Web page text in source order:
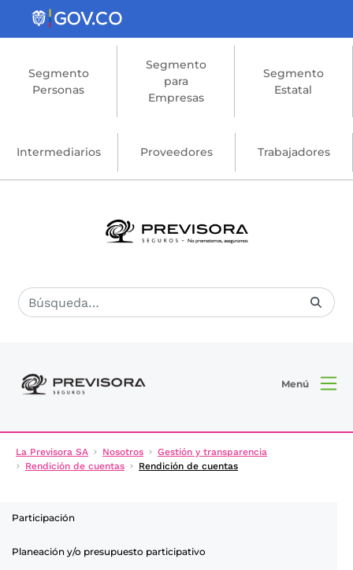
Saltar al contenido principal
Segmento
Personas
Segmento
para
Empresas
Segmento
Estatal
Intermediarios Proveedores Trabajadores
Menú
La Previsora SA Nosotros
Gestión y transparencia
Rendición de cuentas
Rendición de cuentas
Participación
Planeación y/o presupuesto participativo